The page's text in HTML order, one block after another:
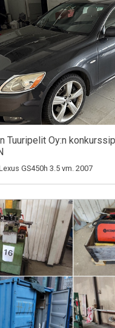
Tuuripelit Oy:n
GS450h 3.5 vm. 2007